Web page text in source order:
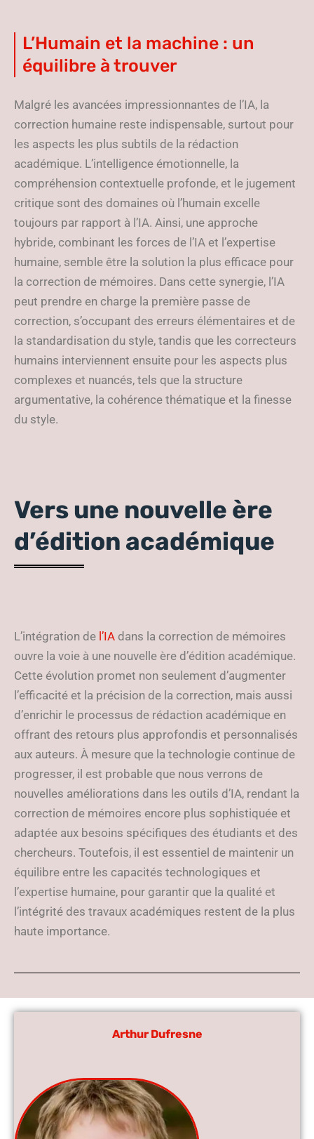
L’Humain et la machine : un
équilibre à trouver
Malgré les avancées impressionnantes de l’IA, la
correction humaine reste indispensable, surtout pour
les aspects les plus subtils de la rédaction
académique. L’intelligence émotionnelle, la
compréhension contextuelle profonde, et le jugement
critique sont des domaines où l’humain excelle
toujours par rapport à l’IA. Ainsi, une approche
hybride, combinant les forces de l’IA et l’expertise
humaine, semble être la solution la plus efficace pour
la correction de mémoires. Dans cette synergie, l’IA
peut prendre en charge la première passe de
correction, s’occupant des erreurs élémentaires et de
la standardisation du style, tandis que les correcteurs
humains interviennent ensuite pour les aspects plus
complexes et nuancés, tels que la structure
argumentative, la cohérence thématique et la finesse
du style.
Vers une nouvelle ère
d’édition académique
L’intégration de l’IA dans la correction de mémoires
ouvre la voie à une nouvelle ère d’édition académique.
Cette évolution promet non seulement d’augmenter
l’efficacité et la précision de la correction, mais aussi
d’enrichir le processus de rédaction académique en
offrant des retours plus approfondis et personnalisés
aux auteurs. À mesure que la technologie continue de
progresser, il est probable que nous verrons de
nouvelles améliorations dans les outils d’IA, rendant la
correction de mémoires encore plus sophistiquée et
adaptée aux besoins spécifiques des étudiants et des
chercheurs. Toutefois, il est essentiel de maintenir un
équilibre entre les capacités technologiques et
l’expertise humaine, pour garantir que la qualité et
l’intégrité des travaux académiques restent de la plus
haute importance.
Arthur Dufresne